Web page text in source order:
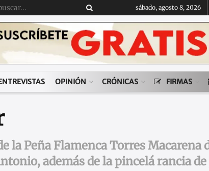
sábado, agosto 8, 2026
OPINIÓN CRÓNICAS FIRMAS
la Peña Flamenca Torres
además de la pincelá rancia